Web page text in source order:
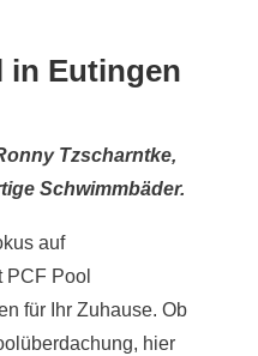
in Eutingen
Tzscharntke,
Schwimmbäder.
auf
PCF Pool
für Ihr Zuhause. Ob
hier